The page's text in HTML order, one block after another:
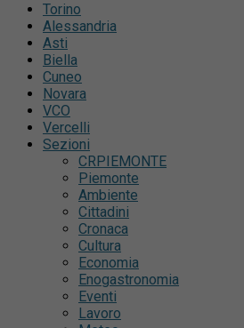
Torino
Alessandria
Asti
Biella
Cuneo
Novara
VCO
Vercelli
Sezioni
CRPIEMONTE
Piemonte
Ambiente
Cittadini
Cronaca
Cultura
Economia
Enogastronomia
Eventi
Lavoro